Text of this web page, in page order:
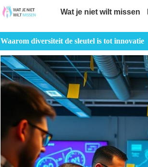
Wat je niet wilt missen
Waarom diversiteit de sleutel is tot innovatie